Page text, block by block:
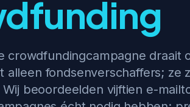
crowdfundingcampagne draait
alleen fondsenverschaffers; ze
beoordeelden vijftien e-